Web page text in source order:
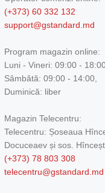
(+373) 60 332 132
support@gstandard.md
Program magazin online:
Luni - Vineri: 09:00 -
Sâmbătă: 09:00 - 14:00,
Duminică: liber
Magazin Telecentru:
Telecentru: Șoseaua
Docuceaev și sos.
(+373) 78 803 308
telecentru@gstandard.md